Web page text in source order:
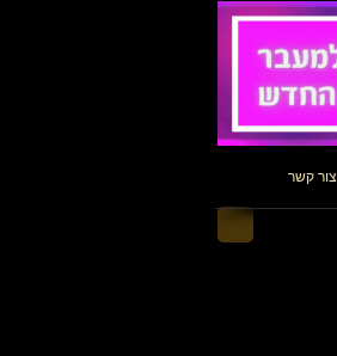
צור קשר